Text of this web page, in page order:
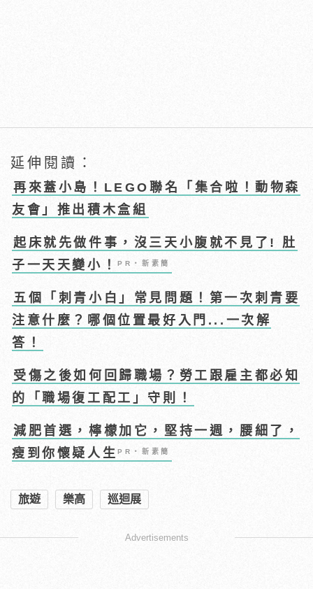
延伸閱讀：
再來蓋小島！LEGO聯名「集合啦！動物森
友會」推出積木盒組
起床就先做件事，沒三天小腹就不見了! 肚
子一天天變小！PR・新素簡
五個「刺青小白」常見問題！第一次刺青要
注意什麼？哪個位置最好入門...一次解
答！
受傷之後如何回歸職場？勞工跟雇主都必知
的「職場復工配工」守則！
減肥首選，檸檬加它，堅持一週，腰細了，
瘦到你懷疑人生PR・新素簡
旅遊 樂高 巡迴展
Advertisements